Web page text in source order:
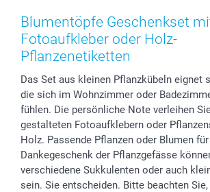
Zubehör & Material
Foto-Kalender & Agenden
Sticker & Etiketten
AGB
Impressum
Presse
Investor Relations
B2B smartbusiness
Widerrufsrecht
Muttertag
Vatertag
Kommunion & Konfirmation
Geburtstag
Geburt
Zu allen Anlässen
Preise und Versandkosten
Lieferfristen
48h Lieferung
Anmelden /Registrieren
Sitemap
Status der Bestellung
smartfriends
smartgarantie
smartbonus
Blumentöpfe Geschenkset
Fotoaufkleber oder Holz-
Pflanzenetiketten
Das Set aus kleinen Pflanzkübeln eignet
die sich im Wohnzimmer oder
fühlen. Die persönliche Note verleihen
gestalteten Fotoaufklebern oder
Holz. Passende Pflanzen oder Blumen
Dankegeschenk der Pflanzgefässe
verschiedene Sukkulenten oder auch
sein. Sie entscheiden. Bitte beachten